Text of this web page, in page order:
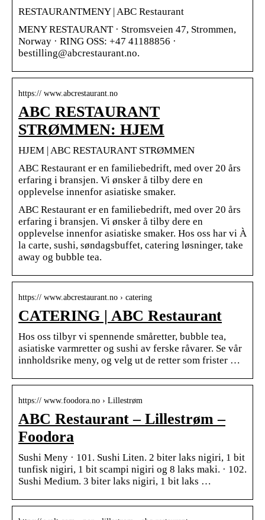
RESTAURANTMENY | ABC Restaurant
MENY RESTAURANT · Stromsveien 47, Strommen,
Norway · RING OSS: +47 41188856 ·
bestilling@abcrestaurant.no.
https:// www.abcrestaurant.no
ABC RESTAURANT
STRØMMEN: HJEM
HJEM | ABC RESTAURANT STRØMMEN
ABC Restaurant er en familiebedrift, med over 20 års
erfaring i bransjen. Vi ønsker å tilby dere en
opplevelse innenfor asiatiske smaker.
ABC Restaurant er en familiebedrift, med over 20 års
erfaring i bransjen. Vi ønsker å tilby dere en
opplevelse innenfor asiatiske smaker. Hos oss har vi À
la carte, sushi, søndagsbuffet, catering løsninger, take
away og bubble tea.
https:// www.abcrestaurant.no › catering
CATERING | ABC Restaurant
Hos oss tilbyr vi spennende småretter, bubble tea,
asiatiske varmretter og sushi av ferske råvarer. Se vår
innholdsrike meny, og velg ut de retter som frister …
https:// www.foodora.no › Lillestrøm
ABC Restaurant – Lillestrøm –
Foodora
Sushi Meny · 101. Sushi Liten. 2 biter laks nigiri, 1 bit
tunfisk nigiri, 1 bit scampi nigiri og 8 laks maki. · 102.
Sushi Medium. 3 biter laks nigiri, 1 bit laks …